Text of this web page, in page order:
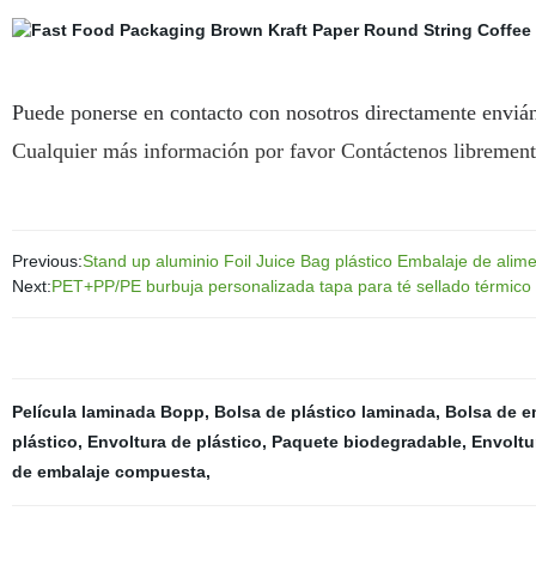
Puede ponerse en contacto con nosotros directamente
Cualquier más información por favor Contáctenos
Previous:Stand up aluminio Foil Juice Bag plástico Embalaje de
Next:PET+PP/PE burbuja personalizada tapa para té sellado
Película laminada Bopp, Bolsa de plástico laminada, Bolsa de
plástico, Envoltura de plástico, Paquete biodegradable,
de embalaje compuesta,